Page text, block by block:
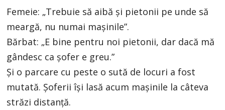
Femeie: „Trebuie să aibă și pietonii pe unde să
meargă, nu numai mașinile”.
Bărbat: „E bine pentru noi pietonii, dar dacă mă
gândesc ca șofer e greu.”
Și o parcare cu peste o sută de locuri a fost
mutată. Șoferii își lasă acum mașinile la câteva
străzi distanță.